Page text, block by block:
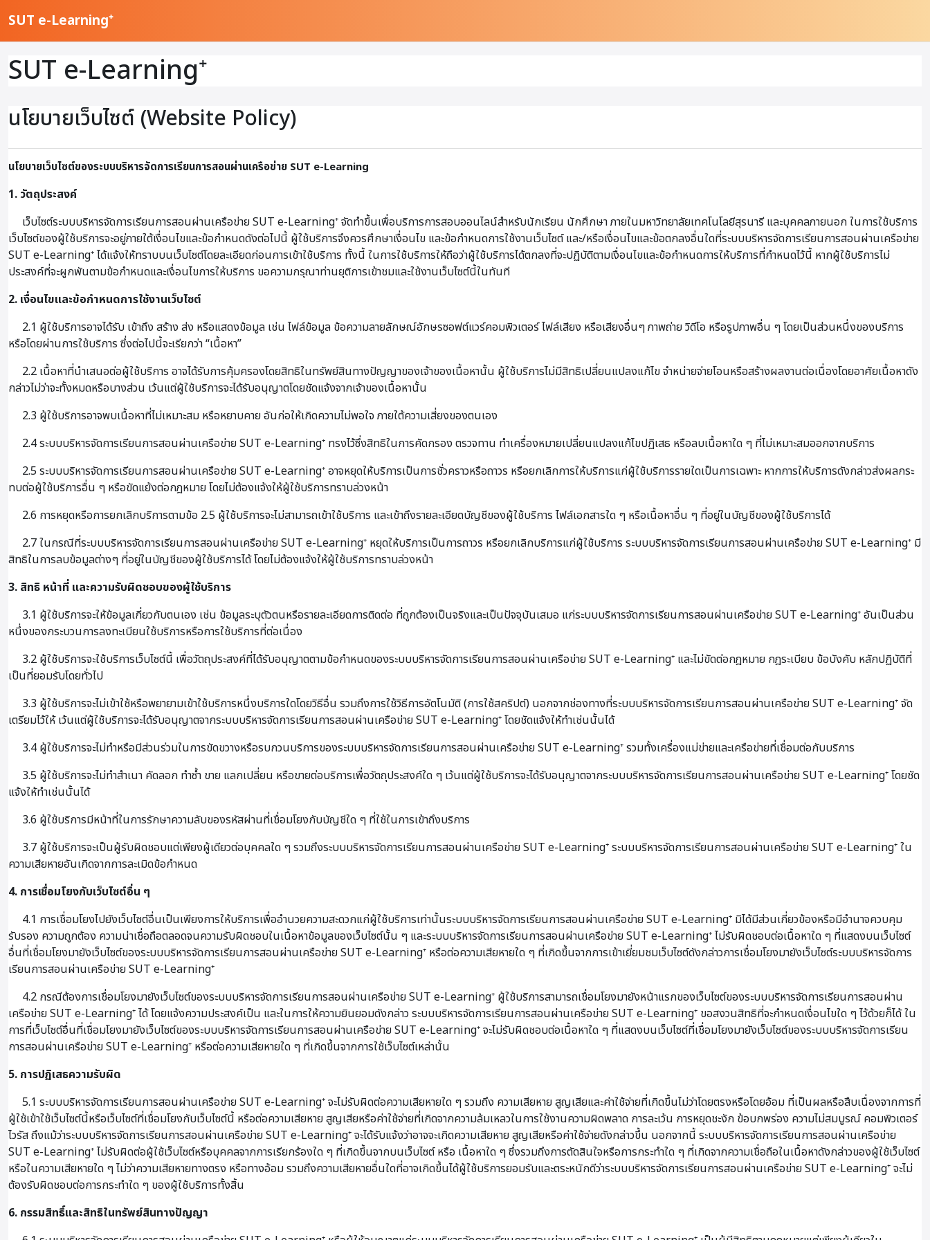
SUT e-Learning⁺
SUT e-Learning⁺
นโยบายเว็บไซต์ (Website Policy)
นโยบายเว็บไซต์ของระบบบริหารจัดการเรียนการสอนผ่านเครือข่าย SUT e-Learning
1. วัตถุประสงค์
เว็บไซต์ระบบบริหารจัดการเรียนการสอนผ่านเครือข่าย SUT e-Learning⁺ จัดทำขึ้นเพื่อบริการการสอบออนไลน์สำหรับนักเรียน นักศึกษา ภายในมหาวิทยาลัยเทคโนโลยีสุรนารี และบุคคลภายนอก ในการใช้บริการ
เว็บไซต์ของผู้ใช้บริการจะอยู่ภายใต้เงื่อนไขและข้อกำหนดดังต่อไปนี้ ผู้ใช้บริการจึงควรศึกษาเงื่อนไข และข้อกำหนดการใช้งานเว็บไซต์ และ/หรือเงื่อนไขและข้อตกลงอื่นใดที่ระบบบริหารจัดการเรียนการสอนผ่านเครือข่าย
SUT e-Learning⁺ ได้แจ้งให้ทราบบนเว็บไซต์โดยละเอียดก่อนการเข้าใช้บริการ ทั้งนี้ ในการใช้บริการให้ถือว่าผู้ใช้บริการได้ตกลงที่จะปฏิบัติตามเงื่อนไขและข้อกำหนดการให้บริการที่กำหนดไว้นี้ หากผู้ใช้บริการไม่
ประสงค์ที่จะผูกพันตามข้อกำหนดและเงื่อนไขการให้บริการ ขอความกรุณาท่านยุติการเข้าชมและใช้งานเว็บไซต์นี้ในทันที
2. เงื่อนไขและข้อกำหนดการใช้งานเว็บไซต์
2.1 ผู้ใช้บริการอาจได้รับ เข้าถึง สร้าง ส่ง หรือแสดงข้อมูล เช่น ไฟล์ข้อมูล ข้อความลายลักษณ์อักษรซอฟต์แวร์คอมพิวเตอร์ ไฟล์เสียง หรือเสียงอื่นๆ ภาพถ่าย วิดีโอ หรือรูปภาพอื่น ๆ โดยเป็นส่วนหนึ่งของบริการ
หรือโดยผ่านการใช้บริการ ซึ่งต่อไปนี้จะเรียกว่า “เนื้อหา”
2.2 เนื้อหาที่นำเสนอต่อผู้ใช้บริการ อาจได้รับการคุ้มครองโดยสิทธิในทรัพย์สินทางปัญญาของเจ้าของเนื้อหานั้น ผู้ใช้บริการไม่มีสิทธิเปลี่ยนแปลงแก้ไข จำหน่ายจ่ายโอนหรือสร้างผลงานต่อเนื่องโดยอาศัยเนื้อหาดัง
กล่าวไม่ว่าจะทั้งหมดหรือบางส่วน เว้นแต่ผู้ใช้บริการจะได้รับอนุญาตโดยชัดแจ้งจากเจ้าของเนื้อหานั้น
2.3 ผู้ใช้บริการอาจพบเนื้อหาที่ไม่เหมาะสม หรือหยาบคาย อันก่อให้เกิดความไม่พอใจ ภายใต้ความเสี่ยงของตนเอง
2.4 ระบบบริหารจัดการเรียนการสอนผ่านเครือข่าย SUT e-Learning⁺ ทรงไว้ซึ่งสิทธิในการคัดกรอง ตรวจทาน ทำเครื่องหมายเปลี่ยนแปลงแก้ไขปฏิเสธ หรือลบเนื้อหาใด ๆ ที่ไม่เหมาะสมออกจากบริการ
2.5 ระบบบริหารจัดการเรียนการสอนผ่านเครือข่าย SUT e-Learning⁺ อาจหยุดให้บริการเป็นการชั่วคราวหรือถาวร หรือยกเลิกการให้บริการแก่ผู้ใช้บริการรายใดเป็นการเฉพาะ หากการให้บริการดังกล่าวส่งผลกระ
ทบต่อผู้ใช้บริการอื่น ๆ หรือขัดแย้งต่อกฎหมาย โดยไม่ต้องแจ้งให้ผู้ใช้บริการทราบล่วงหน้า
2.6 การหยุดหรือการยกเลิกบริการตามข้อ 2.5 ผู้ใช้บริการจะไม่สามารถเข้าใช้บริการ และเข้าถึงรายละเอียดบัญชีของผู้ใช้บริการ ไฟล์เอกสารใด ๆ หรือเนื้อหาอื่น ๆ ที่อยู่ในบัญชีของผู้ใช้บริการได้
2.7 ในกรณีที่ระบบบริหารจัดการเรียนการสอนผ่านเครือข่าย SUT e-Learning⁺ หยุดให้บริการเป็นการถาวร หรือยกเลิกบริการแก่ผู้ใช้บริการ ระบบบริหารจัดการเรียนการสอนผ่านเครือข่าย SUT e-Learning⁺ มี
สิทธิในการลบข้อมูลต่างๆ ที่อยู่ในบัญชีของผู้ใช้บริการได้ โดยไม่ต้องแจ้งให้ผู้ใช้บริการทราบล่วงหน้า
3. สิทธิ หน้าที่ และความรับผิดชอบของผู้ใช้บริการ
3.1 ผู้ใช้บริการจะให้ข้อมูลเกี่ยวกับตนเอง เช่น ข้อมูลระบุตัวตนหรือรายละเอียดการติดต่อ ที่ถูกต้องเป็นจริงและเป็นปัจจุบันเสมอ แก่ระบบบริหารจัดการเรียนการสอนผ่านเครือข่าย SUT e-Learning⁺ อันเป็นส่วน
หนึ่งของกระบวนการลงทะเบียนใช้บริการหรือการใช้บริการที่ต่อเนื่อง
3.2 ผู้ใช้บริการจะใช้บริการเว็บไซต์นี้ เพื่อวัตถุประสงค์ที่ได้รับอนุญาตตามข้อกำหนดของระบบบริหารจัดการเรียนการสอนผ่านเครือข่าย SUT e-Learning⁺ และไม่ขัดต่อกฎหมาย กฎระเบียบ ข้อบังคับ หลักปฏิบัติที่
เป็นที่ยอมรับโดยทั่วไป
3.3 ผู้ใช้บริการจะไม่เข้าใช้หรือพยายามเข้าใช้บริการหนึ่งบริการใดโดยวิธีอื่น รวมถึงการใช้วิธีการอัตโนมัติ (การใช้สคริปต์) นอกจากช่องทางที่ระบบบริหารจัดการเรียนการสอนผ่านเครือข่าย SUT e-Learning⁺ จัด
เตรียมไว้ให้ เว้นแต่ผู้ใช้บริการจะได้รับอนุญาตจากระบบบริหารจัดการเรียนการสอนผ่านเครือข่าย SUT e-Learning⁺ โดยชัดแจ้งให้ทำเช่นนั้นได้
3.4 ผู้ใช้บริการจะไม่ทำหรือมีส่วนร่วมในการขัดขวางหรือรบกวนบริการของระบบบริหารจัดการเรียนการสอนผ่านเครือข่าย SUT e-Learning⁺ รวมทั้งเครื่องแม่ข่ายและเครือข่ายที่เชื่อมต่อกับบริการ
3.5 ผู้ใช้บริการจะไม่ทำสำเนา คัดลอก ทำซ้ำ ขาย แลกเปลี่ยน หรือขายต่อบริการเพื่อวัตถุประสงค์ใด ๆ เว้นแต่ผู้ใช้บริการจะได้รับอนุญาตจากระบบบริหารจัดการเรียนการสอนผ่านเครือข่าย SUT e-Learning⁺ โดยชัด
แจ้งให้ทำเช่นนั้นได้
3.6 ผู้ใช้บริการมีหน้าที่ในการรักษาความลับของรหัสผ่านที่เชื่อมโยงกับบัญชีใด ๆ ที่ใช้ในการเข้าถึงบริการ
3.7 ผู้ใช้บริการจะเป็นผู้รับผิดชอบแต่เพียงผู้เดียวต่อบุคคลใด ๆ รวมถึงระบบบริหารจัดการเรียนการสอนผ่านเครือข่าย SUT e-Learning⁺ ระบบบริหารจัดการเรียนการสอนผ่านเครือข่าย SUT e-Learning⁺ ใน
ความเสียหายอันเกิดจากการละเมิดข้อกำหนด
4. การเชื่อมโยงกับเว็บไซต์อื่น ๆ
4.1 การเชื่อมโยงไปยังเว็บไซต์อื่นเป็นเพียงการให้บริการเพื่ออำนวยความสะดวกแก่ผู้ใช้บริการเท่านั้นระบบบริหารจัดการเรียนการสอนผ่านเครือข่าย SUT e-Learning⁺ มิได้มีส่วนเกี่ยวข้องหรือมีอำนาจควบคุม
รับรอง ความถูกต้อง ความน่าเชื่อถือตลอดจนความรับผิดชอบในเนื้อหาข้อมูลของเว็บไซต์นั้น ๆ และระบบบริหารจัดการเรียนการสอนผ่านเครือข่าย SUT e-Learning⁺ ไม่รับผิดชอบต่อเนื้อหาใด ๆ ที่แสดงบนเว็บไซต์
อื่นที่เชื่อมโยงมายังเว็บไซต์ของระบบบริหารจัดการเรียนการสอนผ่านเครือข่าย SUT e-Learning⁺ หรือต่อความเสียหายใด ๆ ที่เกิดขึ้นจากการเข้าเยี่ยมชมเว็บไซต์ดังกล่าวการเชื่อมโยงมายังเว็บไซต์ระบบบริหารจัดการ
เรียนการสอนผ่านเครือข่าย SUT e-Learning⁺
4.2 กรณีต้องการเชื่อมโยงมายังเว็บไซต์ของระบบบริหารจัดการเรียนการสอนผ่านเครือข่าย SUT e-Learning⁺ ผู้ใช้บริการสามารถเชื่อมโยงมายังหน้าแรกของเว็บไซต์ของระบบบริหารจัดการเรียนการสอนผ่าน
เครือข่าย SUT e-Learning⁺ ได้ โดยแจ้งความประสงค์เป็น และในการให้ความยินยอมดังกล่าว ระบบบริหารจัดการเรียนการสอนผ่านเครือข่าย SUT e-Learning⁺ ขอสงวนสิทธิที่จะกำหนดเงื่อนไขใด ๆ ไว้ด้วยก็ได้ ใน
การที่เว็บไซต์อื่นที่เชื่อมโยงมายังเว็บไซต์ของระบบบริหารจัดการเรียนการสอนผ่านเครือข่าย SUT e-Learning⁺ จะไม่รับผิดชอบต่อเนื้อหาใด ๆ ที่แสดงบนเว็บไซต์ที่เชื่อมโยงมายังเว็บไซต์ของระบบบริหารจัดการเรียน
การสอนผ่านเครือข่าย SUT e-Learning⁺ หรือต่อความเสียหายใด ๆ ที่เกิดขึ้นจากการใช้เว็บไซต์เหล่านั้น
5. การปฏิเสธความรับผิด
5.1 ระบบบริหารจัดการเรียนการสอนผ่านเครือข่าย SUT e-Learning⁺ จะไม่รับผิดต่อความเสียหายใด ๆ รวมถึง ความเสียหาย สูญเสียและค่าใช้จ่ายที่เกิดขึ้นไม่ว่าโดยตรงหรือโดยอ้อม ที่เป็นผลหรือสืบเนื่องจากการที่
ผู้ใช้เข้าใช้เว็บไซต์นี้หรือเว็บไซต์ที่เชื่อมโยงกับเว็บไซต์นี้ หรือต่อความเสียหาย สูญเสียหรือค่าใช้จ่ายที่เกิดจากความล้มเหลวในการใช้งานความผิดพลาด การละเว้น การหยุดชะงัก ข้อบกพร่อง ความไม่สมบูรณ์ คอมพิวเตอร์
ไวรัส ถึงแม้ว่าระบบบริหารจัดการเรียนการสอนผ่านเครือข่าย SUT e-Learning⁺ จะได้รับแจ้งว่าอาจจะเกิดความเสียหาย สูญเสียหรือค่าใช้จ่ายดังกล่าวขึ้น นอกจากนี้ ระบบบริหารจัดการเรียนการสอนผ่านเครือข่าย
SUT e-Learning⁺ ไม่รับผิดต่อผู้ใช้เว็บไซต์หรือบุคคลจากการเรียกร้องใด ๆ ที่เกิดขึ้นจากบนเว็บไซต์ หรือ เนื้อหาใด ๆ ซึ่งรวมถึงการตัดสินใจหรือการกระทำใด ๆ ที่เกิดจากความเชื่อถือในเนื้อหาดังกล่าวของผู้ใช้เว็บไซต์
หรือในความเสียหายใด ๆ ไม่ว่าความเสียหายทางตรง หรือทางอ้อม รวมถึงความเสียหายอื่นใดที่อาจเกิดขึ้นได้ผู้ใช้บริการยอมรับและตระหนักดีว่าระบบบริหารจัดการเรียนการสอนผ่านเครือข่าย SUT e-Learning⁺ จะไม่
ต้องรับผิดชอบต่อการกระทำใด ๆ ของผู้ใช้บริการทั้งสิ้น
6. กรรมสิทธิ์และสิทธิในทรัพย์สินทางปัญญา